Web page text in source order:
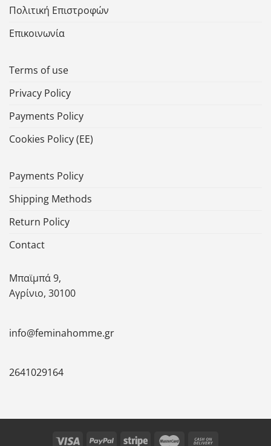
Πολιτική Επιστροφών
Επικοινωνία
Terms of use
Privacy Policy
Payments Policy
Cookies Policy (ΕΕ)
Payments Policy
Shipping Methods
Return Policy
Contact
Μπαϊμπά 9,
Αγρίνιο, 30100
info@feminahomme.gr
2641029164